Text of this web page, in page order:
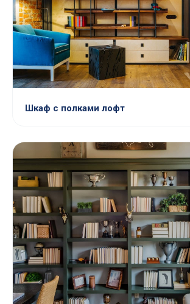
Шкаф с полками лофт